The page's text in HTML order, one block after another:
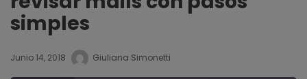
simples
Junio 14, 2018 Giuliana Simonetti